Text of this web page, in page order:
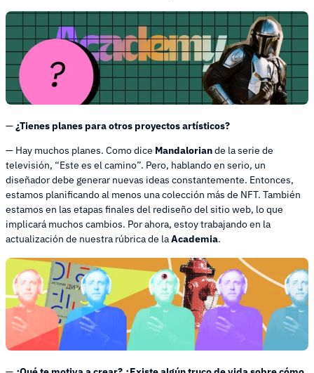
—¿Tienes planes para otros proyectos artísticos?
— Hay muchos planes. Como dice Mandaloriande la serie de
televisión, “Este es el camino”. Pero, hablando en serio, un
diseñador debe generar nuevas ideas constantemente. Entonces,
estamos planificando al menos una colección más de NFT. También
estamos en las etapas finales del rediseño del sitio web, lo que
implicará muchos cambios. Por ahora, estoy trabajando en la
actualización de nuestra rúbrica de laAcademia.